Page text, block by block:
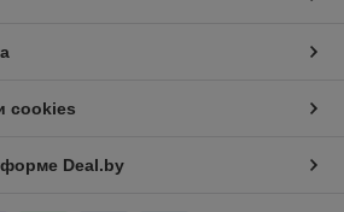
cookies
Deal.by